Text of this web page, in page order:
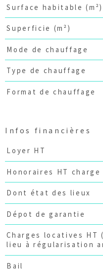
Surface habitable (m²)
Superficie (m²)
Mode de chauffage
Type de chauffage
Format de chauffage
Infos financières
Caractéristiques
Loyer HT
Honoraires HT
Dont état des lieux
Dépot de garantie
Charges locatives HT
lieu à régularisation
Bail